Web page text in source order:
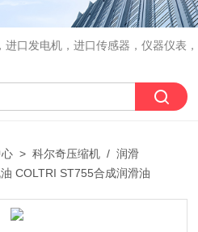
进口发电机，进口传感器，仪器仪表
>科尔奇压缩机 /润滑
COLTRI ST755合成润滑油